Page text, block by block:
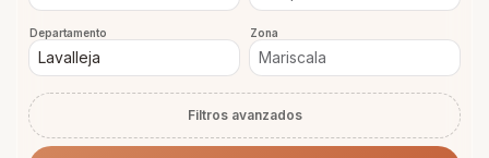
Departamento Zona
Filtros avanzados